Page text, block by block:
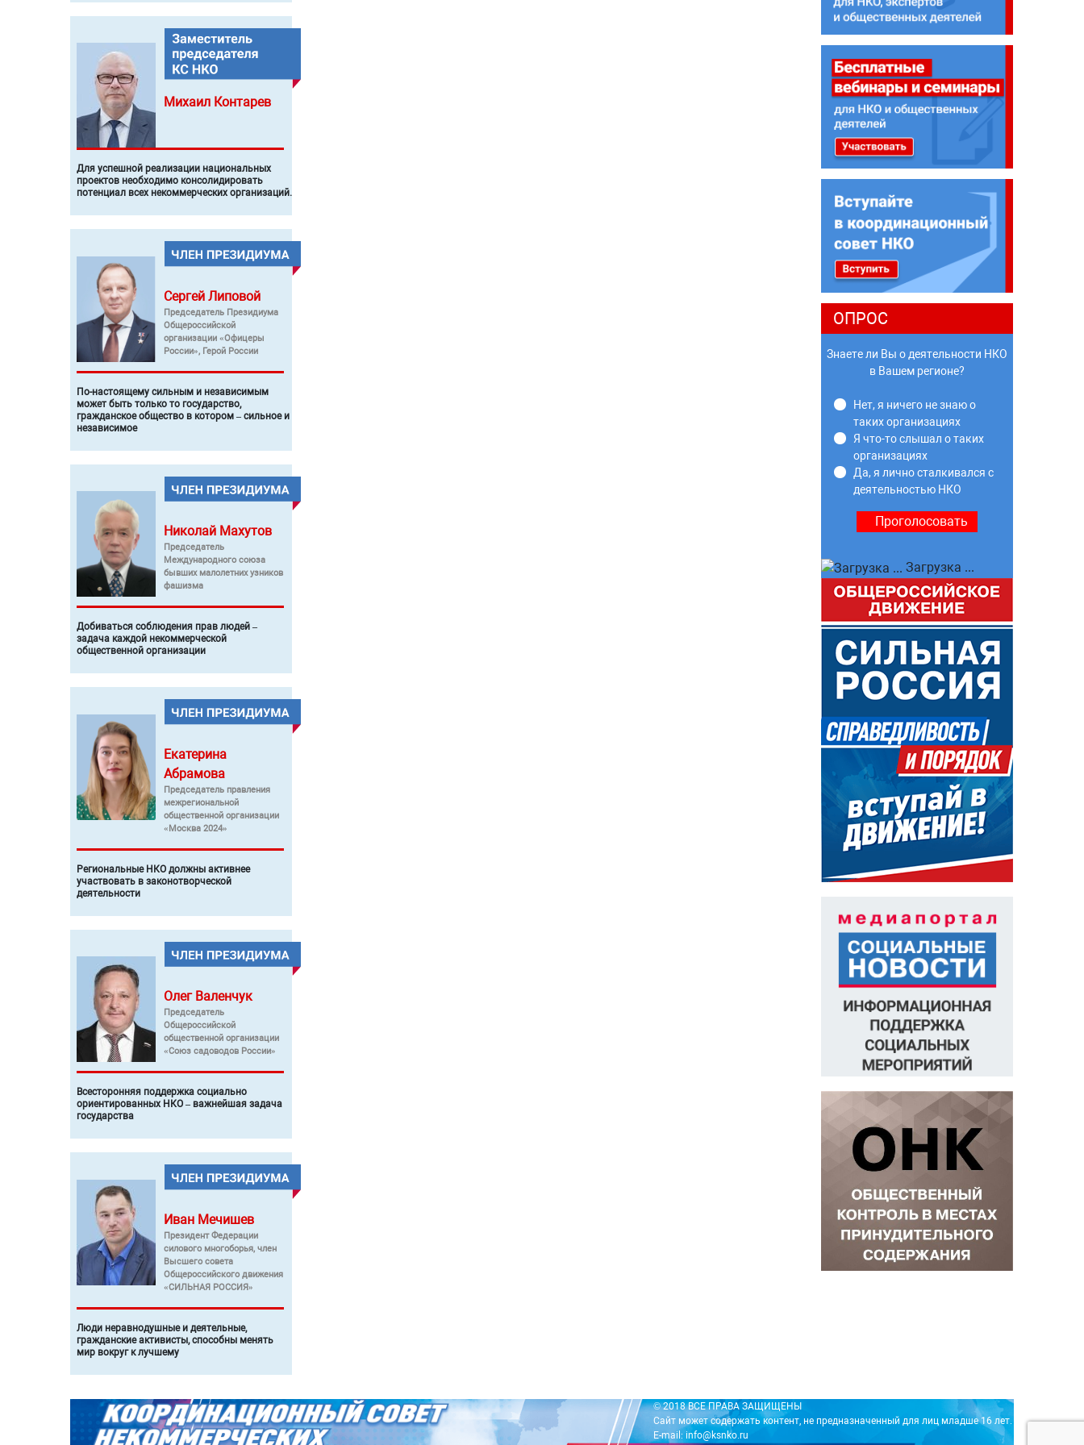
Михаил Контарев
Для успешной реализации национальных
проектов необходимо консолидировать
потенциал всех некоммерческих организаций.
Сергей Липовой
Председатель Президиума
Общероссийской
организации «Офицеры
России», Герой России
По-настоящему сильным и независимым
может быть только то государство,
гражданское общество в котором – сильное и
независимое
Николай Махутов
Председатель
Международного союза
бывших малолетних узников
фашизма
Добиваться соблюдения прав людей –
задача каждой некоммерческой
общественной организации
Екатерина
Абрамова
Председатель правления
межрегиональной
общественной организации
«Москва 2024»
Региональные НКО должны активнее
участвовать в законотворческой
деятельности
Олег Валенчук
Председатель
Общероссийской
общественной организации
«Союз садоводов России»
Всесторонняя поддержка социально
ориентированных НКО – важнейшая задача
государства
Иван Мечишев
Президент Федерации
силового многоборья, член
Высшего совета
Общероссийского движения
«СИЛЬНАЯ РОССИЯ»
Люди неравнодушные и деятельные,
гражданские активисты, способны менять
мир вокруг к лучшему
ОПРОС
Знаете ли Вы о деятельности НКО
в Вашем регионе?
Нет, я ничего не знаю о
таких организациях
Я что-то слышал о таких
организациях
Да, я лично сталкивался с
деятельностью НКО
Загрузка ...
© 2018 ВСЕ ПРАВА ЗАЩИЩЕНЫ
Сайт может содержать контент, не предназначенный для лиц младше 16 лет.
E-mail: info@ksnko.ru